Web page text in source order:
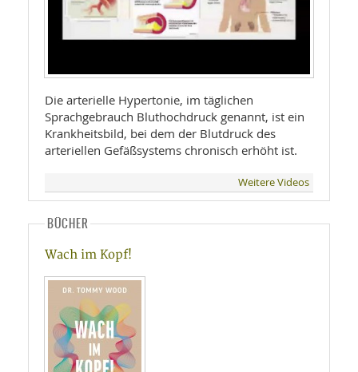
Die arterielle Hypertonie, im täglichen
Sprachgebrauch Bluthochdruck genannt, ist ein
Krankheitsbild, bei dem der Blutdruck des
arteriellen Gefäßsystems chronisch erhöht ist.
Weitere Videos
BÜCHER
Wach im Kopf!